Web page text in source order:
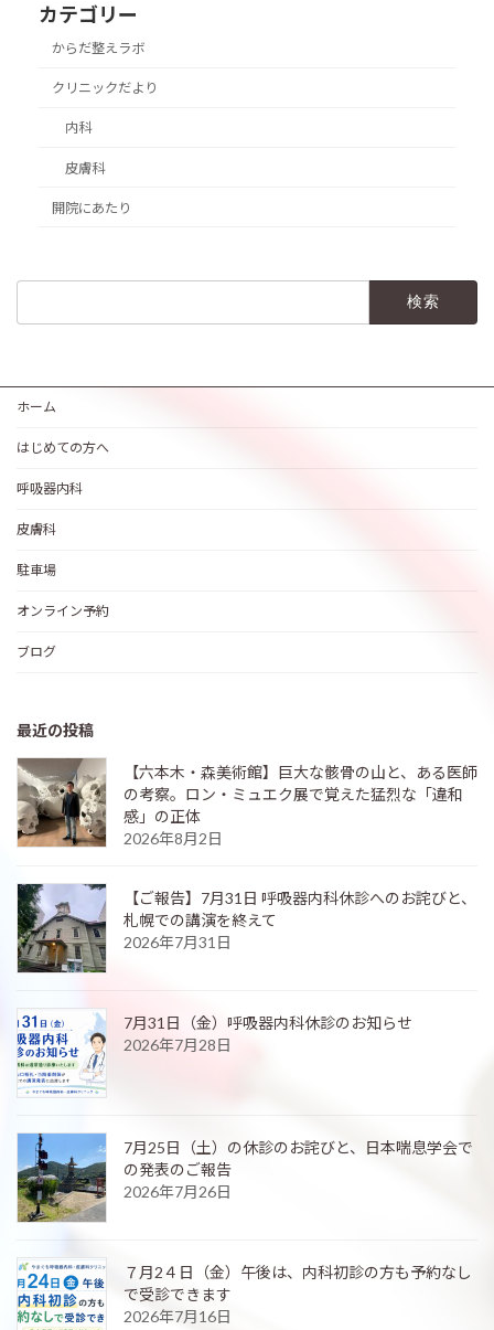
カテゴリー
からだ整えラボ
クリニックだより
内科
皮膚科
開院にあたり
ホーム
はじめての方へ
呼吸器内科
皮膚科
駐車場
オンライン予約
ブログ
最近の投稿
【六本木・森美術館】巨大な骸骨の山と、ある医師
の考察。ロン・ミュエク展で覚えた猛烈な「違和
感」の正体
2026年8月2日
【ご報告】7月31日 呼吸器内科休診へのお詫びと、
札幌での講演を終えて
2026年7月31日
7月31日（金）呼吸器内科休診のお知らせ
2026年7月28日
7月25日（土）の休診のお詫びと、日本喘息学会で
の発表のご報告
2026年7月26日
７月2４日（金）午後は、内科初診の方も予約なし
で受診できます
2026年7月16日